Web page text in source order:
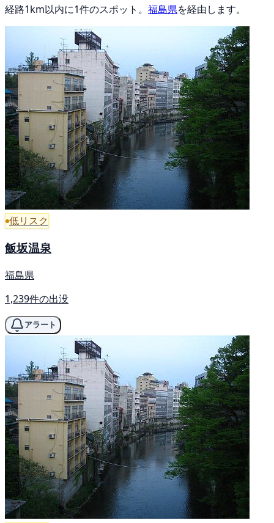
経路1km以内に1件のスポット。 福島県を経由します。
低リスク
飯坂温泉
福島県
1,239件の出没
アラート